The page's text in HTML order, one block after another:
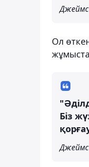
Джеймс
Ол
Біз
Джеймс